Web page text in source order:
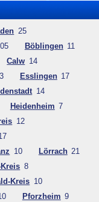
25
Böblingen 11
Calw 14
Esslingen 17
14
Heidenheim 7
12
10 Lörrach 21
8
Kreis 10
Pforzheim 9